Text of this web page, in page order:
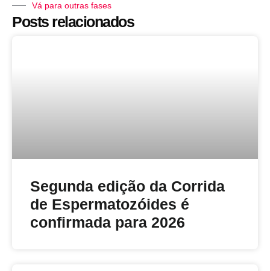
Vá para outras fases
Posts relacionados
Segunda edição da Corrida
de Espermatozóides é
confirmada para 2026